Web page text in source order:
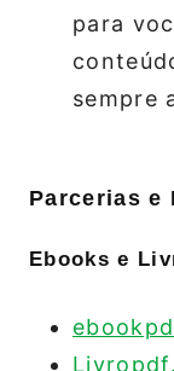
para
sempre
Parcerias e
Ebooks e